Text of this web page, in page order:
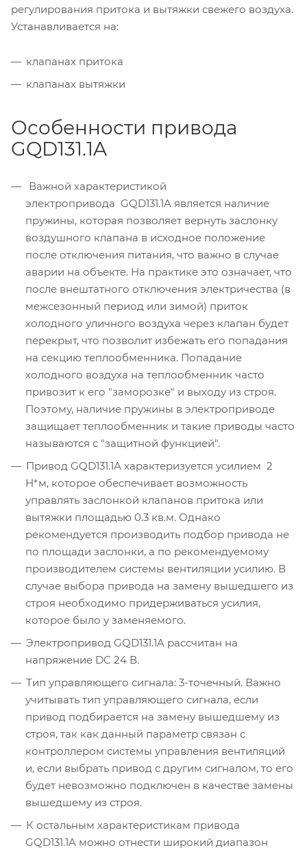
регулирования притока и вытяжки свежего воздуха.
Устанавливается на:
клапанах притока
клапанах вытяжки
Особенности привода
GQD131.1A
Важной характеристикой
электропривода GQD131.1A является наличие
пружины, которая позволяет вернуть заслонку
воздушного клапана в исходное положение
после отключения питания, что важно в случае
аварии на объекте. На практике это означает, что
после внештатного отключения электричества (в
межсезонный период или зимой) приток
холодного уличного воздуха через клапан будет
перекрыт, что позволит избежать его попадания
на секцию теплообменника. Попадание
холодного воздуха на теплообменник часто
привозит к его "заморозке" и выходу из строя.
Поэтому, наличие пружины в электроприводе
защищает теплообменник и такие приводы часто
называются с "защитной функцией".
Привод GQD131.1A характеризуется усилием 2
Н*м, которое обеспечивает возможность
управлять заслонкой клапанов притока или
вытяжки площадью 0.3 кв.м. Однако
рекомендуется производить подбор привода не
по площади заслонки, а по рекомендуемому
производителем системы вентиляции усилию. В
случае выбора привода на замену вышедшего из
строя необходимо придерживаться усилия,
которое было у заменяемого.
Электропривод GQD131.1A рассчитан на
напряжение DC 24 В.
Тип управляющего сигнала: 3-точечный. Важно
учитывать тип управляющего сигнала, если
привод подбирается на замену вышедшему из
строя, так как данный параметр связан с
контроллером системы управления вентиляций
и, если выбрать привод с другим сигналом, то его
будет невозможно подключен в качестве замены
вышедшему из строя.
К остальным характеристикам привода
GQD131.1A можно отнести широкий диапазон